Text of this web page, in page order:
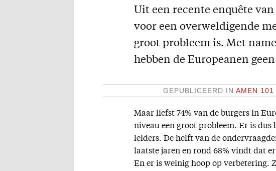
Uit een recente enquête
voor een overweldigende
groot probleem is. Met
hebben de Europeanen
GEPUBLICEERD IN AMEN
Maar liefst 74% van de burgers in
niveau een groot probleem. Er is
leiders. De helft van de
laatste jaren en rond 68% vindt dat
En er is weinig hoop op verbetering.